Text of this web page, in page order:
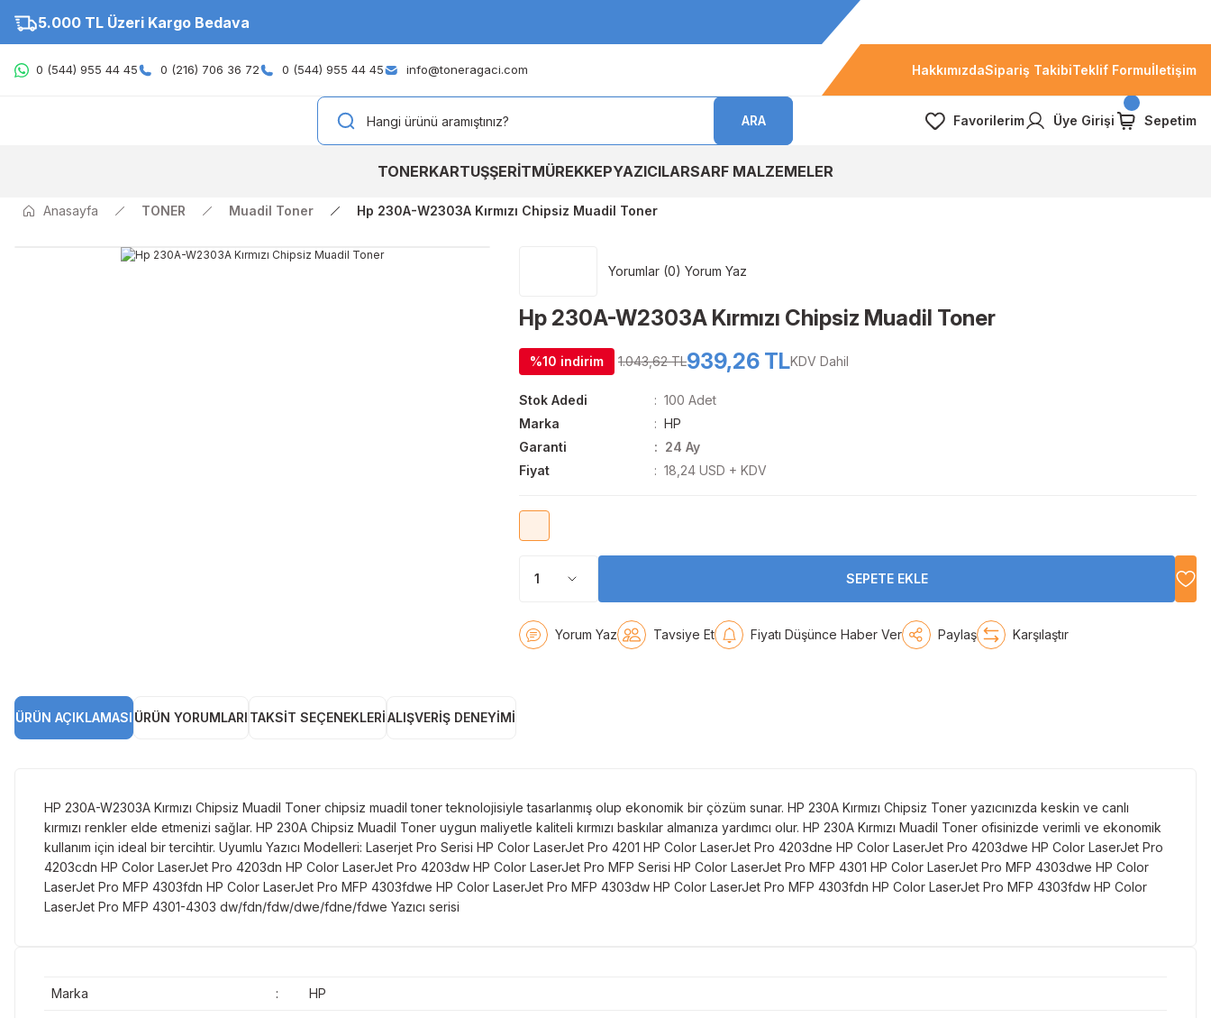
5.000 TL Üzeri Kargo Bedava
0 (544) 955 44 45 0 (216) 706 36 72 0 (544) 955 44 45 info@toneragaci.com HakkımızdaSipariş TakibiTeklif Formuİletişim
ARA Favorilerim Üye Girişi Sepetim
TONERKARTUŞŞERİTMÜREKKEPYAZICILARSARF MALZEMELER
Anasayfa TONER Muadil Toner Hp 230A-W2303A Kırmızı Chipsiz Muadil Toner
Yorumlar (0) Yorum Yaz
Hp 230A-W2303A Kırmızı Chipsiz Muadil Toner
%10 indirim 1.043,62 TL939,26 TLKDV Dahil
Stok Adedi
100 Adet
Marka
HP
Garanti
24 Ay
Fiyat
18,24 USD + KDV
SEPETE EKLE
Yorum Yaz Tavsiye Et Fiyatı Düşünce Haber Ver Paylaş Karşılaştır
ÜRÜN AÇIKLAMASI ÜRÜN YORUMLARI TAKSIT SEÇENEKLERIALIŞVERIŞ DENEYIMI
HP 230A-W2303A Kırmızı Chipsiz Muadil Toner chipsiz muadil toner teknolojisiyle tasarlanmış olup ekonomik bir çözüm sunar. HP 230A Kırmızı Chipsiz Toner yazıcınızda keskin ve canlı
kırmızı renkler elde etmenizi sağlar. HP 230A Chipsiz Muadil Toner uygun maliyetle kaliteli kırmızı baskılar almanıza yardımcı olur. HP 230A Kırmızı Muadil Toner ofisinizde verimli ve ekonomik
kullanım için ideal bir tercihtir. Uyumlu Yazıcı Modelleri: Laserjet Pro Serisi HP Color LaserJet Pro 4201 HP Color LaserJet Pro 4203dne HP Color LaserJet Pro 4203dwe HP Color LaserJet Pro
4203cdn HP Color LaserJet Pro 4203dn HP Color LaserJet Pro 4203dw HP Color LaserJet Pro MFP Serisi HP Color LaserJet Pro MFP 4301 HP Color LaserJet Pro MFP 4303dwe HP Color
LaserJet Pro MFP 4303fdn HP Color LaserJet Pro MFP 4303fdwe HP Color LaserJet Pro MFP 4303dw HP Color LaserJet Pro MFP 4303fdn HP Color LaserJet Pro MFP 4303fdw HP Color
LaserJet Pro MFP 4301-4303 dw/fdn/fdw/dwe/fdne/fdwe Yazıcı serisi
Marka : HP